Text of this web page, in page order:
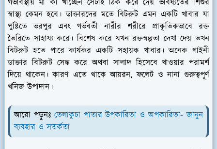
গর্ভাবস্থায় মা কী খাচ্ছেন সেটাই ঠিক করে দেয় ভবিষ্যতের শিশুর
স্বাস্থ্য কেমন হবে। ডাক্তারদের মতে বিটরুট এমন একটি খাবার যা
পুষ্টিতে ভরপুর এবং গর্ভবতী নারীর শরীরে প্রাকৃতিকভাবে রক্ত
তৈরিতে সাহায্য করে। বিশেষ করে যখন রক্তস্বল্পতা দেখা দেয় তখন
বিটরুট হতে পারে কার্যকর একটি সহায়ক খাবার। অনেক গাইনী
ডাক্তার বিটরুট সেদ্ধ করে অথবা সালাদ হিসেবে খাওয়ার পরামর্শ
দিয়ে থাকেন। কারণ এতে থাকে আয়রন, ফলেট ও নানা গুরুত্বপূর্ণ
খনিজ উপাদান।
আরো পড়ুনঃ তেলাকুচা পাতার উপকারিতা ও অপকারিতা- জানুন
ব্যবহার ও সতর্কতা